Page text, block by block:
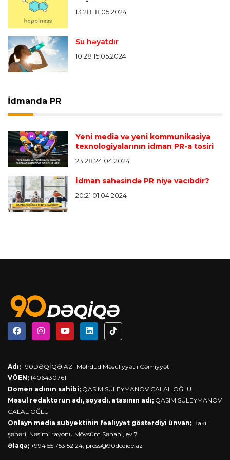
13:28 18.05.2024
Su həyatdır
10:28 15.05.2024
İdmanda PR
Yeni media və yeni kommunikasiya
texnologiyalarının idman PR-a təsiri
23:28 24.04.2024
İdman sahəsində PR niyə vacıbdir?
20:21 01.04.2024
Adı; "90DƏQİQƏ.AZ" Məhdud Məsuliyyətli Cəmiyyəti
VÖEN; 1406430761
Domen adının sahibi; QASIM SÜLEYMANOV CALAL OĞLU
Məsul redaktorun adı, soyadı, atasının adı; QASIM SÜLEYMANOV
CALAL OĞLU
Onlayn media subyektinin fəaliyyət göstərdiyi ünvan; Bakı
şəhəri, Nəsimi rayonu Mövsüm Sənani, ev 7
Əlaqə; +994 55 753 52 24; press@90deqiqe.az